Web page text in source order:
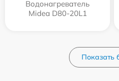
Водонагреватель
Midea D80-20L1
Показать